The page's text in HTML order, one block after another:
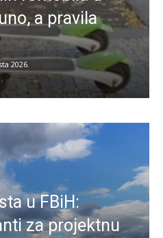
a pravila
2026.
u FBiH:
za projektnu